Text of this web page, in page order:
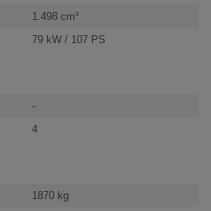
1.498 cm³
79 kW / 107 PS
-
4
1870 kg